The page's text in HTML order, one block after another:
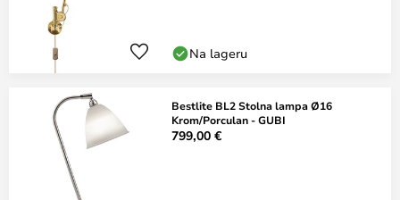
Na lageru
Bestlite BL2 Stolna lampa Ø16
Krom/Porculan - GUBI
799,00 €